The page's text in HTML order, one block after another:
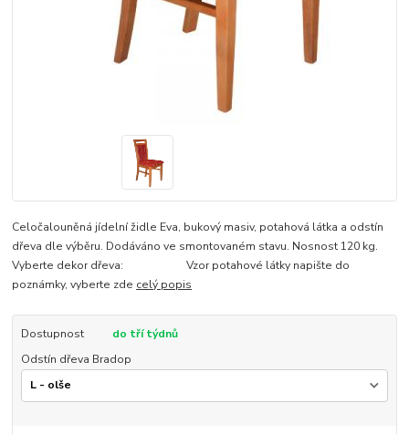
Celočalouněná jídelní židle Eva, bukový masiv, potahová látka a odstín
dřeva dle výběru. Dodáváno ve smontovaném stavu. Nosnost 120 kg.
Vyberte dekor dřeva: Vzor potahové látky napište do
poznámky, vyberte zde celý popis
Dostupnost
do tří týdnů
Odstín dřeva Bradop